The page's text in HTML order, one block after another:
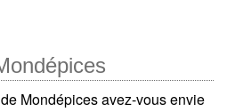
Mondépices avez-vous envie